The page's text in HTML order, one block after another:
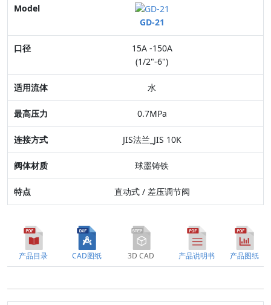
Model
口径
适用流体
最高压力
连接方式
阀体材质
特点
GD-21
15A -150A
(1/2"-6")
水
0.7MPa
JIS法兰_JIS 10K
球墨铸铁
直动式 / 差压调节阀
产品目录 CAD图纸 3D CAD 产品说明书 产品图纸